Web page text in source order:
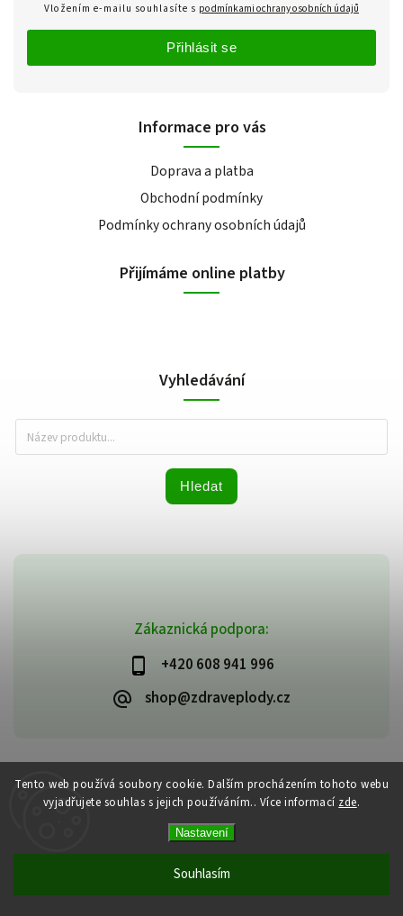
Tento web používá soubory cookie. Dalším procházením tohoto webu
vyjadřujete souhlas s jejich používáním.. Více informací zde.
Nastavení
Souhlasím
Zákaznická podpora:
+420 608 941 996
shop@zdraveplody.cz
Informace pro vás
Doprava a platba
Obchodní podmínky
Podmínky ochrany osobních údajů
Přijímáme online platby
Vyhledávání
Hledat
Vložením e-mailu souhlasíte s podmínkami ochrany osobních údajů
Přihlásit se
Copyright 2026Zdravé plody. Všechna práva vyhrazena.
Upravit nastavení cookies
VytvořilShoptet| Design